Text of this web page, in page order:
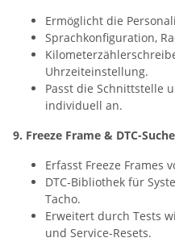
Ermöglicht die
Sprachkonfiguration,
Uhrzeiteinstellung.
Passt die Schnittstelle
individuell an.
9. Freeze Frame & DTC-Suche
Erfasst Freeze Frames
DTC-Bibliothek für
Tacho.
Erweitert durch Tests
und Service-Resets.